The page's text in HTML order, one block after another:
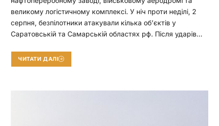
великому логістичному комплексі. У ніч проти неділі, 2
серпня, безпілотники атакували кілька об’єктів у
Саратовській та Самарській областях рф. Після ударів…
ЧИТАТИ ДАЛІ